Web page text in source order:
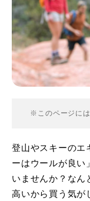
※このページには
登山やスキーのエ
ーはウールが良い
いませんか？なん
高いから買う気が